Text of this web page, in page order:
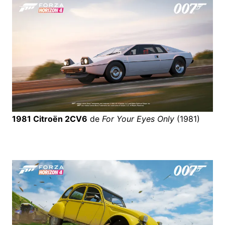
1981 Citroën 2CV6 de For Your Eyes Only(1981)